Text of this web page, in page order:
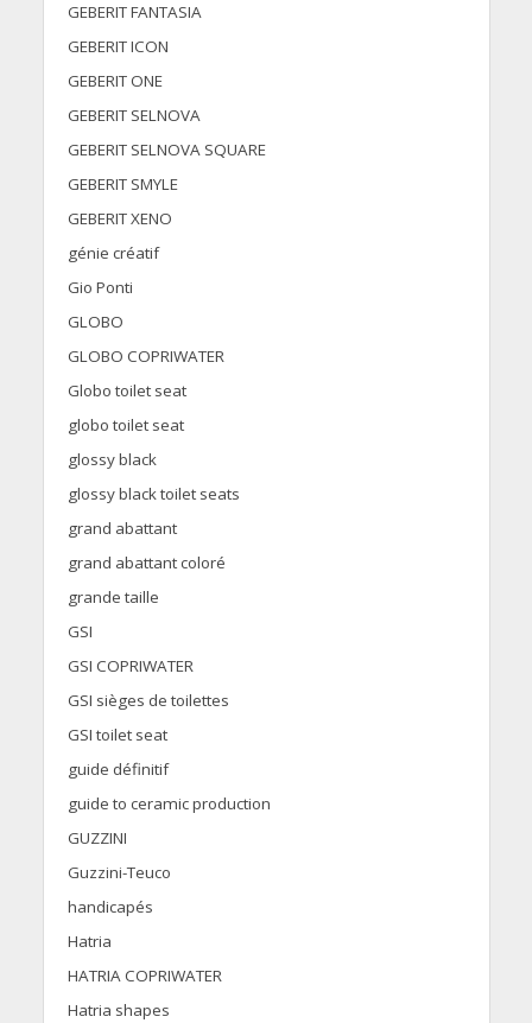
GEBERIT FANTASIA
GEBERIT ICON
GEBERIT ONE
GEBERIT SELNOVA
GEBERIT SELNOVA SQUARE
GEBERIT SMYLE
GEBERIT XENO
génie créatif
Gio Ponti
GLOBO
GLOBO COPRIWATER
Globo toilet seat
globo toilet seat
glossy black
glossy black toilet seats
grand abattant
grand abattant coloré
grande taille
GSI
GSI COPRIWATER
GSI sièges de toilettes
GSI toilet seat
guide définitif
guide to ceramic production
GUZZINI
Guzzini-Teuco
handicapés
Hatria
HATRIA COPRIWATER
Hatria shapes